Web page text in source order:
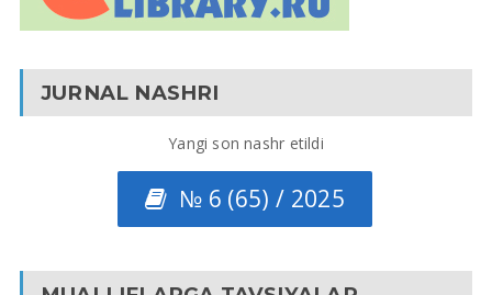
JURNAL NASHRI
Yangi son nashr etildi
№ 6 (65) / 2025